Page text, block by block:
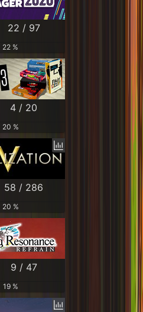
22 / 97
22 %
4 / 20
20 %
58 / 286
20 %
9 / 47
19 %